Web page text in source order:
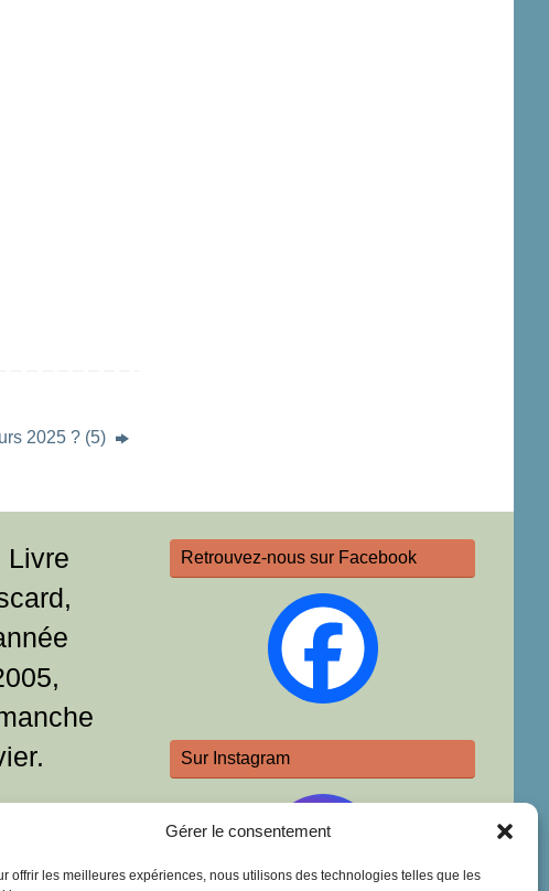
Gérer le consentement
offrir les meilleures expériences, nous utilisons des technologies telles que les
2025 ? (5)
Livre
Retrouvez-nous sur Facebook
Sur Instagram